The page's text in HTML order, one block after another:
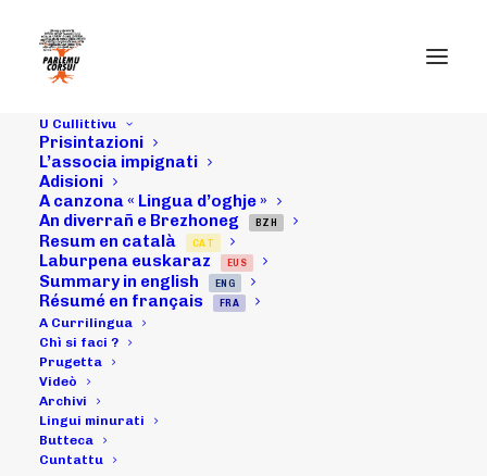
U Cullittivu
Prisintazioni
L’associa impignati
Adisioni
A canzona « Lingua d’oghje »
An diverrañ e Brezhoneg
BZH
Resum en català CAT
Laburpena euskaraz EUS
Summary in english ENG
Résumé en français FRA
A Currilingua
Chì si faci ?
Prugetta
Videò
Archivi
Lingui minurati
Butteca
Cuntattu
06/06/18 :
Intarvista in u
Nutiziali di
corse-matin
09/06/2018